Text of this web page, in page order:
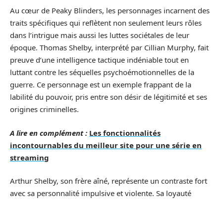
Au cœur de Peaky Blinders, les personnages incarnent des
traits spécifiques qui reflètent non seulement leurs rôles
dans l’intrigue mais aussi les luttes sociétales de leur
époque. Thomas Shelby, interprété par Cillian Murphy, fait
preuve d’une intelligence tactique indéniable tout en
luttant contre les séquelles psychoémotionnelles de la
guerre. Ce personnage est un exemple frappant de la
labilité du pouvoir, pris entre son désir de légitimité et ses
origines criminelles.
A lire en complément : Les fonctionnalités
incontournables du meilleur site pour une série en
streaming
Arthur Shelby, son frère aîné, représente un contraste fort
avec sa personnalité impulsive et violente. Sa loyauté